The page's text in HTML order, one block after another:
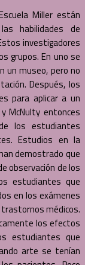
Miller están
habilidades de
investigadores
grupos. En uno se
un museo, pero no
Después, los
para aplicar a un
McNulty entonces
los estudiantes
Estudios en la
demostrado que
observación de los
estudiantes que
en los exámenes
médicos.
los efectos
estudiantes que
arte se tenían